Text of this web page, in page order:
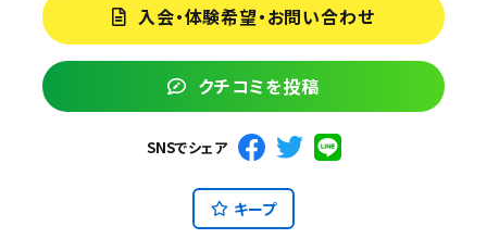
入会・体験希望・お問い合わせ
クチコミを投稿
SNSでシェア
キープ